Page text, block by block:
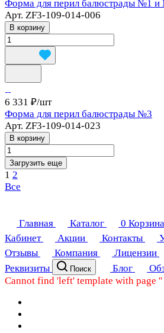
Форма для перил балюстрады №1
Арт. ZF3-109-014-006
В корзину
6 331 ₽/шт
Форма для перил балюстрады №3
Арт. ZF3-109-014-023
В корзину
Загрузить еще
1 2
Все
Главная Каталог 0 Корзина
Кабинет
Акции Контакты
Отзывы
Компания Лицензии
Реквизиты
Поиск Блог
Cannot find 'left' template with page ''